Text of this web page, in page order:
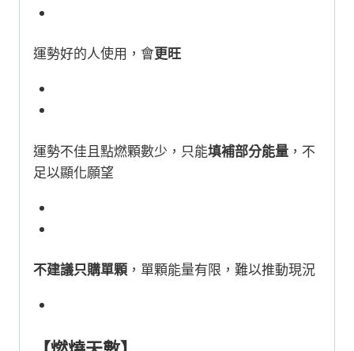
運勢好的人使用，會更旺
運勢不佳且點燃顆數少，只能填補部分能量 ，不
足以顯化願望
不建議只購單顆 ，單顆能量有限，難以推動現況